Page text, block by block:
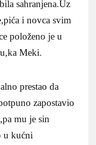
sahranjena.Uz
i novca svim
položeno je u
Meki.
prestao da
zapostavio
mu je sin
u kućni